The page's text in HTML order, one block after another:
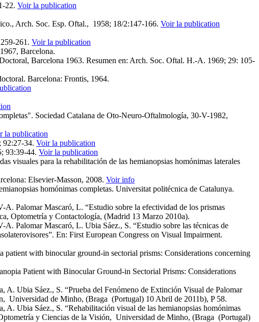
Voir la publication
Arch. Soc. Esp. Oftal., 1958; 18/2:147‑166. Voir la publication
261. Voir la publication
Barcelona.
Barcelona 1963. Resumen en: Arch. Soc. Oftal. H.-A. 1969; 29: 105-
Barcelona: Frontis, 1964.
Sociedad Catalana de Oto‑Neuro‑Oftalmología, 30­-V-1982,
la publication
92:27-34. Voir la publication
93:39-44. Voir la publication
visuales para la rehabilitación de las hemianopsias homónimas laterales
Elsevier-Masson, 2008. Voir info
homónimas completas. Universitat politécnica de Catalunya.
Palomar Mascaró, L. “Estudio sobre la efectividad de los prismas
Optometría y Contactología, (Madrid 13 Marzo 2010a).
Palomar Mascaró, L. Ubia Sáez., S. “Estudio sobre las técnicas de
En: First European Congress on Visual Impairment.
with binocular ground-in sectorial prisms: Considerations concerning
Patient with Binocular Ground-in Sectorial Prisms: Considerations
Ubia Sáez., S. “Prueba del Fenómeno de Extinción Visual de Palomar
Universidad de Minho, (Braga (Portugal) 10 Abril de 2011b), P 58.
Ubia Sáez., S. “Rehabilitación visual de las hemianopsias homónimas
y Ciencias de la Visión, Universidad de Minho, (Braga (Portugal)